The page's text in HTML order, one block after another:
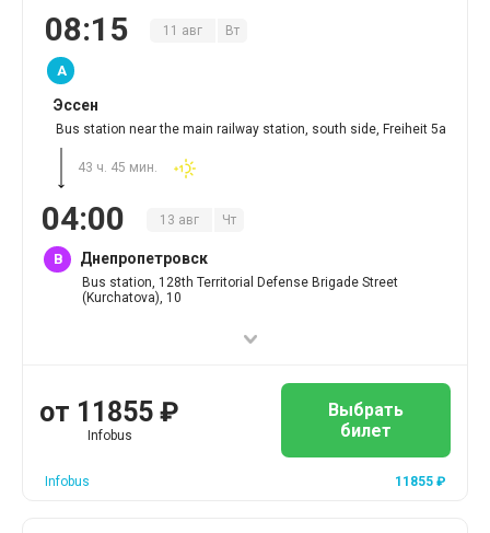
08:15 11 авг Вт
A
Эссен
Bus station near the main railway station, south side, Freiheit 5a
43 ч. 45 мин.
04:00 13 авг Чт
B Днепропетровск
Bus station, 128th Territorial Defense Brigade Street
(Kurchatova), 10
от 11855 ₽
Infobus
Выбрать
билет
Infobus 11855 ₽